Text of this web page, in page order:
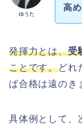
ゆうた
高
発揮力とは、受
ことです。どれ
ば合格は遠のき
具体例として、